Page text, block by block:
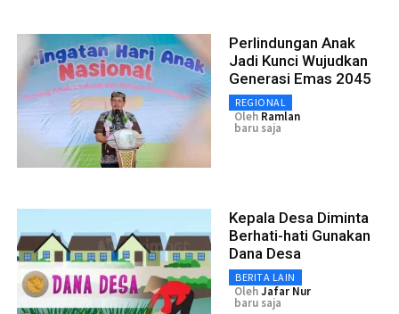
Perlindungan Anak
Jadi Kunci Wujudkan
Generasi Emas 2045
REGIONAL
Oleh Ramlan
baru saja
Kepala Desa Diminta
Berhati-hati Gunakan
Dana Desa
BERITA LAIN
OlehJafar Nur
baru saja